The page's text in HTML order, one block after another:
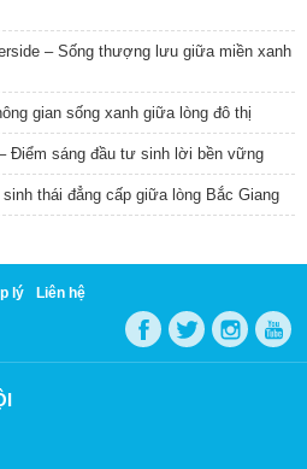
– Sống thượng lưu giữa miền xanh
gian sống xanh giữa lòng đô thị
Điểm sáng đầu tư sinh lời bền vững
thái đẳng cấp giữa lòng Bắc Giang
lý Liên hệ